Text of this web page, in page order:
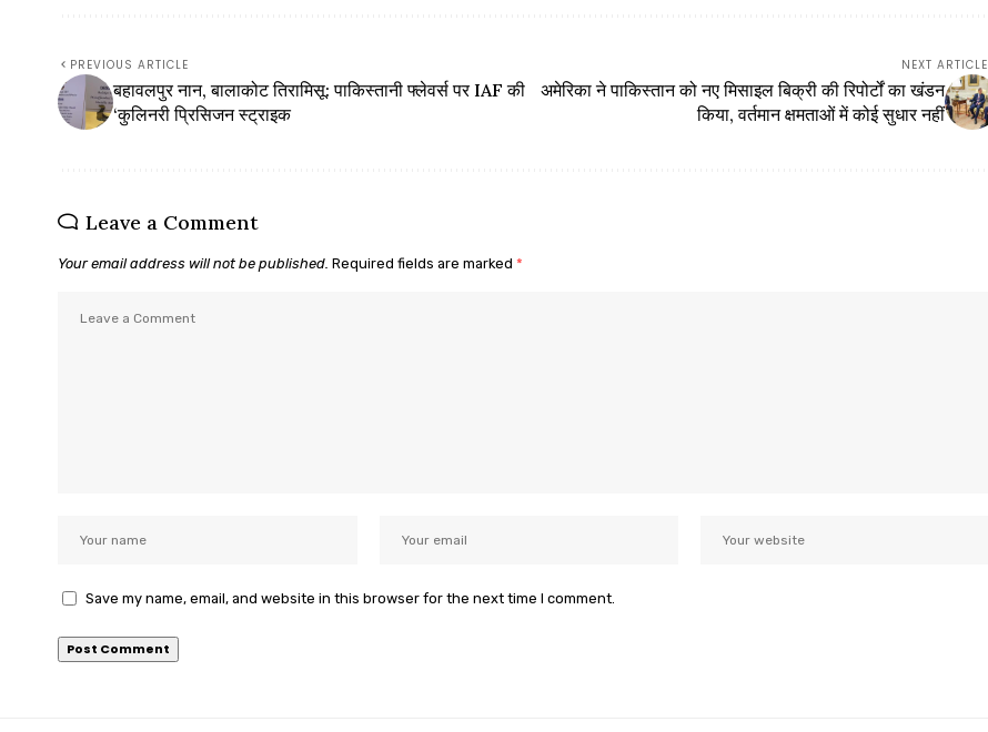
PREVIOUS ARTICLE
बहावलपुर नान, बालाकोट तिरामिसू: पाकिस्तानी फ्लेवर्स पर IAF की
‘कुलिनरी प्रिसिजन स्ट्राइक
NEXT ARTICLE
अमेरिका ने पाकिस्तान को नए मिसाइल बिक्री की रिपोर्टों का खंडन
किया, वर्तमान क्षमताओं में कोई सुधार नहीं
Leave a Comment
Your email address will not be published. Required fields are marked *
Save my name, email, and website in this browser for the next time I comment.